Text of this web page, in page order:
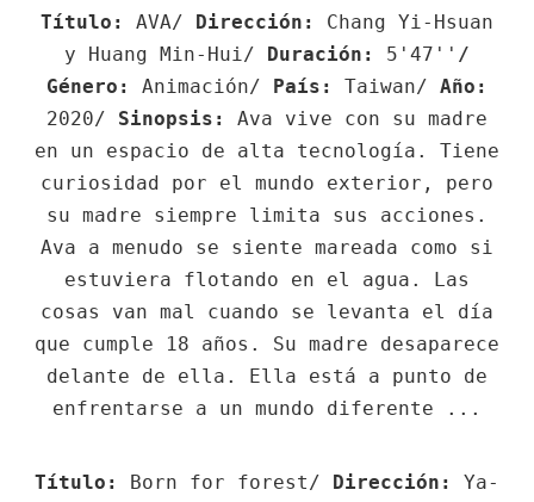
Título: AVA/ Dirección: Chang Yi-Hsuan
y Huang Min-Hui/
Duración: 5'47'' /
Género: Animación/ País: Taiwan/ Año:
2020/ Sinopsis: Ava vive con su madre
en un espacio de alta tecnología. Tiene
curiosidad por el mundo exterior, pero
su madre siempre limita sus acciones.
Ava a menudo se siente mareada como si
estuviera flotando en el agua. Las
cosas van mal cuando se levanta el día
que cumple 18 años. Su madre desaparece
delante de ella. Ella está a punto de
enfrentarse a un mundo diferente ...
Título: Born for forest/ Dirección:
Ya-